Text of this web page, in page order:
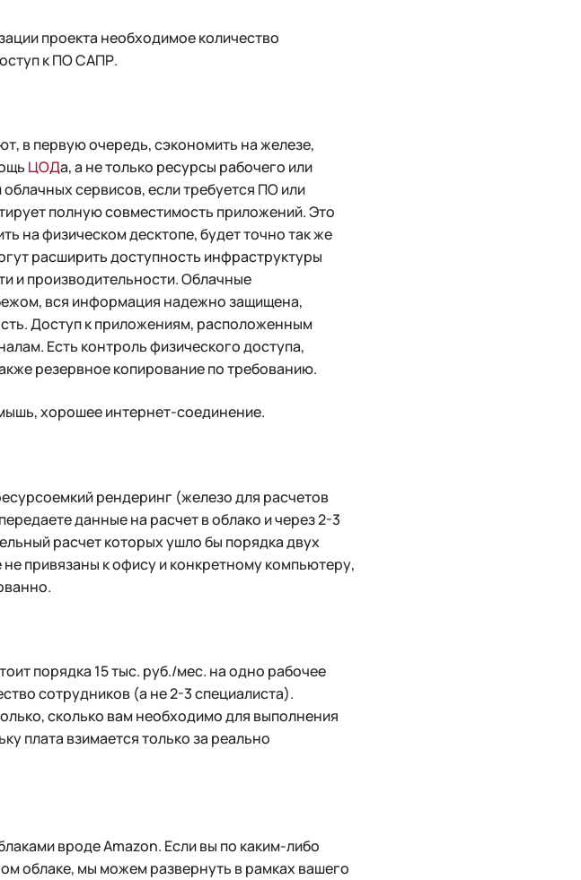
проекта необходимое количество
к ПО САПР.
в первую очередь, сэкономить на железе,
ЦОДа, а не только ресурсы рабочего или
сервисов, если требуется ПО или
полную совместимость приложений. Это
на физическом десктопе, будет точно так же
расширить доступность инфраструктуры
и производительности. Облачные
вся информация надежно защищена,
Доступ к приложениям, расположенным
Есть контроль физического доступа,
резервное копирование по требованию.
хорошее интернет-соединение.
рендеринг (железо для расчетов
данные на расчет в облако и через 2-3
расчет которых ушло бы порядка двух
привязаны к офису и конкретному компьютеру,
порядка 15 тыс. руб./мес. на одно рабочее
сотрудников (а не 2-3 специалиста).
сколько вам необходимо для выполнения
плата взимается только за реально
вроде Amazon. Если вы по каким-либо
облаке, мы можем развернуть в рамках вашего